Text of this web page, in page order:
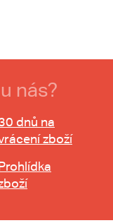
nás?
dnů na
zboží